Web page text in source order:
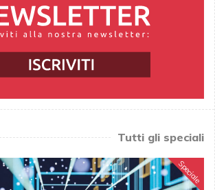
Tutti gli speciali
Speciale